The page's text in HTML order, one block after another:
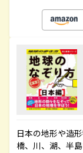
日本の地形や造
橋、川、湖、半